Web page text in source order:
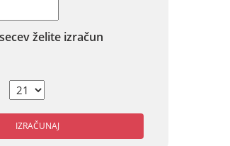
želite izračun
IZRAČUNAJ